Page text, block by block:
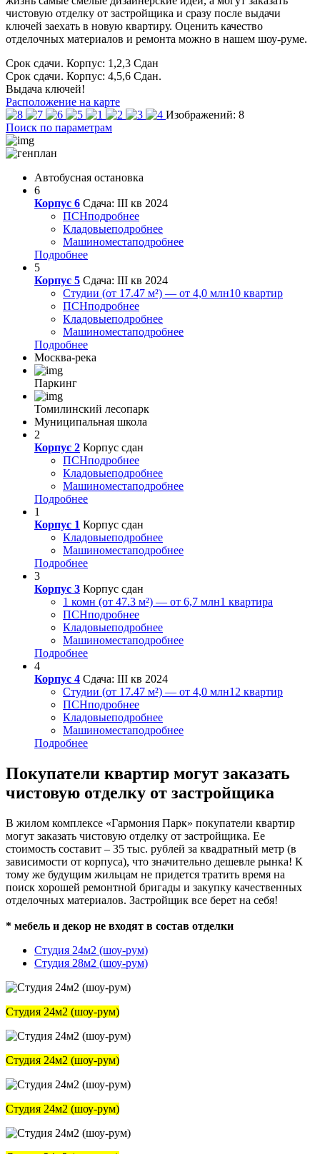
чистовую отделку от застройщика и сразу после выдачи
ключей заехать в новую квартиру. Оценить качество
отделочных материалов и ремонта можно в нашем шоу-руме.
Срок сдачи. Корпус: 1,2,3 Сдан
Срок сдачи. Корпус: 4,5,6 Сдан.
Выдача ключей!
Расположение на карте
Изображений: 8
Поиск по параметрам
Автобусная остановка
6
Корпус 6 Сдача: III кв 2024
ПСНподробнее
Кладовыеподробнее
Машиноместаподробнее
Подробнее
5
Корпус 5 Сдача: III кв 2024
Студии (от 17.47 м²) — от 4,0 млн10 квартир
ПСНподробнее
Кладовыеподробнее
Машиноместаподробнее
Подробнее
Москва-река
Паркинг
Томилинский лесопарк
Муниципальная школа
2
Корпус 2 Корпус сдан
ПСНподробнее
Кладовыеподробнее
Машиноместаподробнее
Подробнее
1
Корпус 1 Корпус сдан
Кладовыеподробнее
Машиноместаподробнее
Подробнее
3
Корпус 3 Корпус сдан
1 комн (от 47.3 м²) — от 6,7 млн1 квартира
ПСНподробнее
Кладовыеподробнее
Машиноместаподробнее
Подробнее
4
Корпус 4 Сдача: III кв 2024
Студии (от 17.47 м²) — от 4,0 млн12 квартир
ПСНподробнее
Кладовыеподробнее
Машиноместаподробнее
Подробнее
Покупатели квартир могут заказать
чистовую отделку от застройщика
В жилом комплексе «Гармония Парк» покупатели квартир
могут заказать чистовую отделку от застройщика. Ее
стоимость составит – 35 тыс. рублей за квадратный метр (в
зависимости от корпуса), что значительно дешевле рынка! К
тому же будущим жильцам не придется тратить время на
поиск хорошей ремонтной бригады и закупку качественных
отделочных материалов. Застройщик все берет на себя!
* мебель и декор не входят в состав отделки
Студия 24м2 (шоу-рум)
Студия 28м2 (шоу-рум)
Студия 24м2 (шоу-рум)
Студия 24м2 (шоу-рум)
Студия 24м2 (шоу-рум)